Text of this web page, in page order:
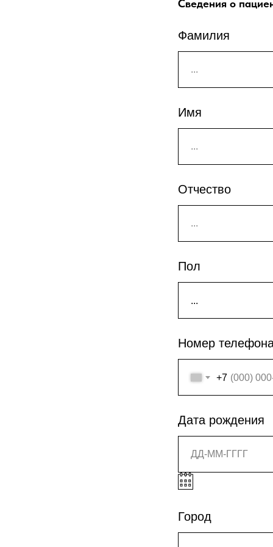
Сведения о
Фамилия
Имя
Отчество
Пол
Номер
+7
Дата рождения
Город